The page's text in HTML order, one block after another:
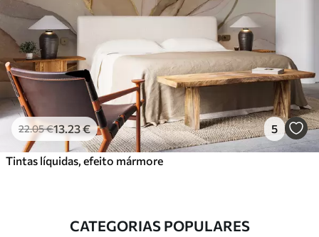
22.05€13.23€ 5
Tintas líquidas, efeito mármore
CATEGORIAS POPULARES